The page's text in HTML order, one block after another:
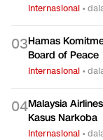
Internasional •
03Hamas
Board of Peace
Internasional •
04Malaysia
Kasus Narkoba
Internasional •